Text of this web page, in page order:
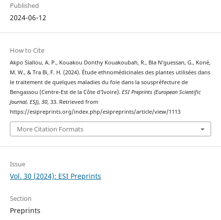
Published
2024-06-12
How to Cite
Akpo Siallou, A. P., Kouakou Donthy Kouakoubah, R., Bla N’guessan, G., Koné,
M. W., & Tra Bi, F. H. (2024). Étude ethnomédicinales des plantes utilisées dans
le traitement de quelques maladies du foie dans la souspréfecture de
Bengassou (Centre-Est de la Côte d’Ivoire). ESI Preprints (European Scientific
Journal, ESJ), 30, 33. Retrieved from
https://esipreprints.org/index.php/esipreprints/article/view/1113
More Citation Formats
Issue
Vol. 30 (2024): ESI Preprints
Section
Preprints